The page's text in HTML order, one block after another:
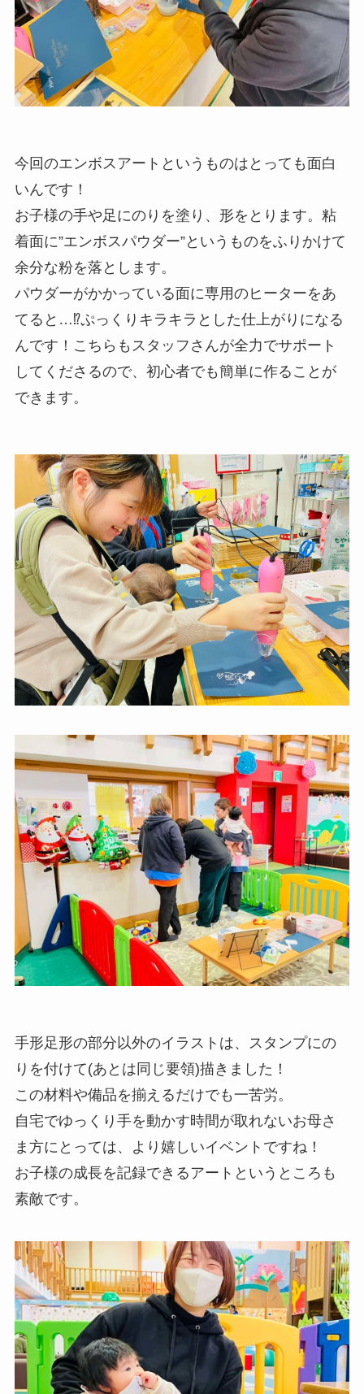
今回のエンボスアートというものはとっても面白
いんです！
お子様の手や足にのりを塗り、形をとります。粘
着面に”エンボスパウダー”というものをふりかけて
余分な粉を落とします。
パウダーがかかっている面に専用のヒーターをあ
てると…⁉ぷっくりキラキラとした仕上がりになる
んです！こちらもスタッフさんが全力でサポート
してくださるので、初心者でも簡単に作ることが
できます。
手形足形の部分以外のイラストは、スタンプにの
りを付けて(あとは同じ要領)描きました！
この材料や備品を揃えるだけでも一苦労。
自宅でゆっくり手を動かす時間が取れないお母さ
ま方にとっては、より嬉しいイベントですね！
お子様の成長を記録できるアートというところも
素敵です。